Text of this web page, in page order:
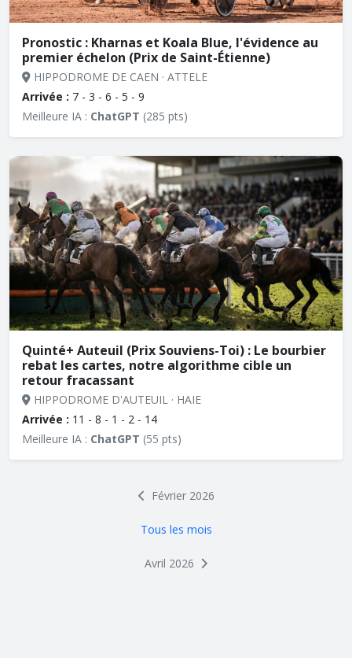
Pronostic : Kharnas et Koala Blue, l'évidence au
premier échelon (Prix de Saint-Étienne)
HIPPODROME DE CAEN · ATTELE
Arrivée : 7 - 3 - 6 - 5 - 9
Meilleure IA : ChatGPT (285 pts)
Quinté+ Auteuil (Prix Souviens-Toi) : Le bourbier
rebat les cartes, notre algorithme cible un
retour fracassant
HIPPODROME D'AUTEUIL · HAIE
Arrivée : 11 - 8 - 1 - 2 - 14
Meilleure IA : ChatGPT (55 pts)
Février 2026
Tous les mois
Avril 2026